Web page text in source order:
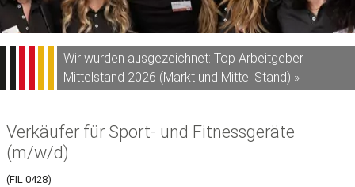
Wir wurden ausgezeichnet: Top Arbeitgeber
Mittelstand 2026 (Markt und Mittel Stand) »
Verkäufer für Sport- und Fitnessgeräte
(m/w/d)
(FIL 0428)